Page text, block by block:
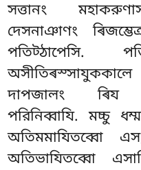
সত্তানং
দেসনাঞাণং
পতিট্ঠাপেসি.
অসীতিৰস্সাযুককালে
দাপজালং ৰিয
পরিনিব্বাযি. মচ্চু
অতিমমাযিতব্বো
অতিভাযিতব্বো